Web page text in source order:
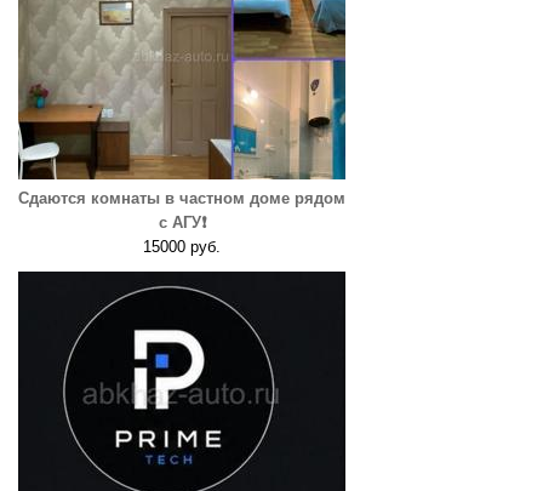
Сдаются комнаты в частном доме рядом
с АГУ❗️
15000 руб.